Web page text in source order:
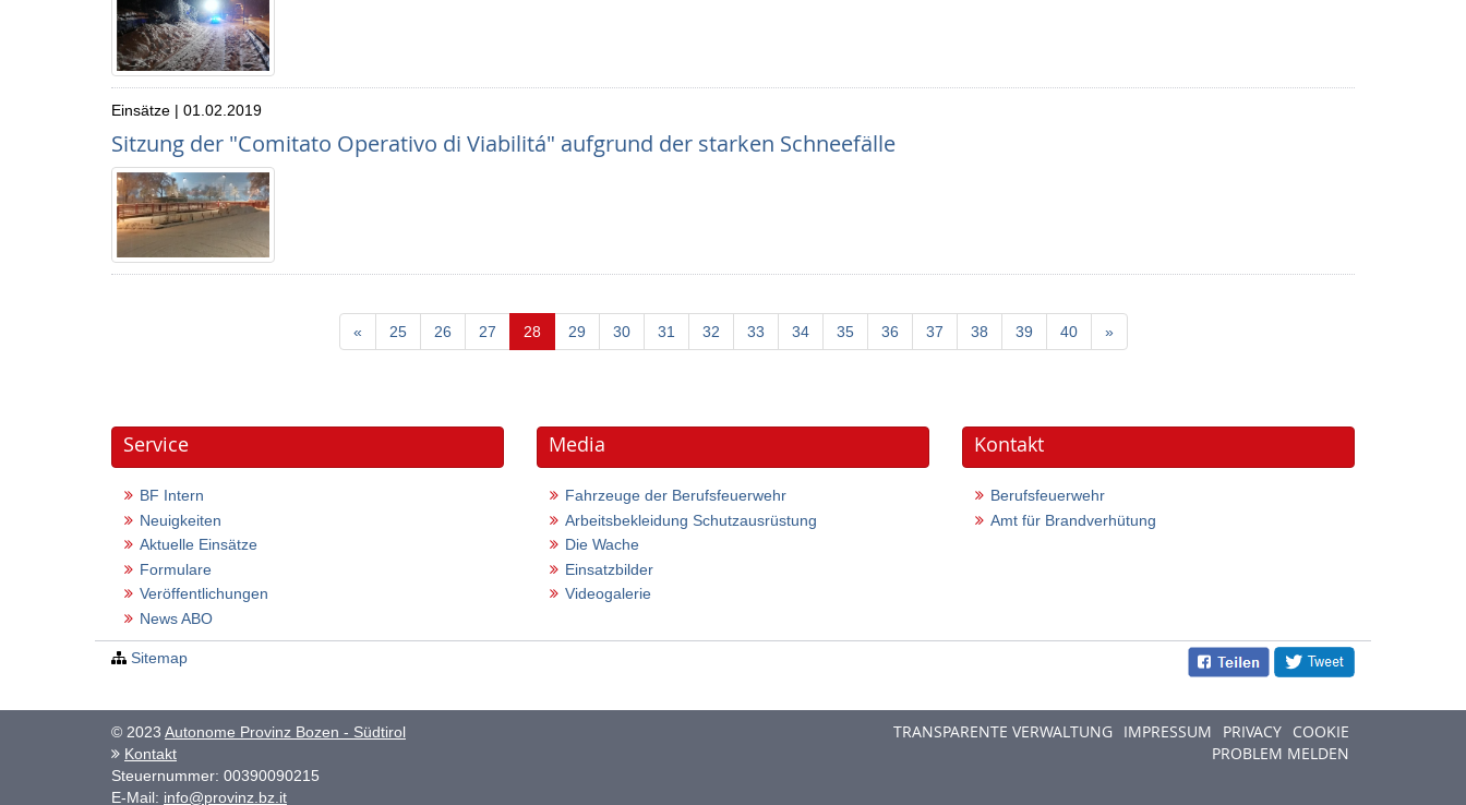
Einsätze | 01.02.2019
Sitzung der "Comitato Operativo di Viabilitá" aufgrund der starken Schneefälle
« 25 26 27 28(current)
29 30 31 32 33 34 35 36 37 38 39 40 »
Service
BF Intern
Neuigkeiten
Aktuelle Einsätze
Formulare
Veröffentlichungen
News ABO
Media
Fahrzeuge der Berufsfeuerwehr
Arbeitsbekleidung Schutzausrüstung
Die Wache
Einsatzbilder
Videogalerie
Kontakt
Berufsfeuerwehr
Amt für Brandverhütung
Sitemap
© 2023 Autonome Provinz Bozen - Südtirol
Kontakt
Steuernummer: 00390090215
E-Mail: info@provinz.bz.it
TRANSPARENTE VERWALTUNG IMPRESSUM PRIVACY COOKIE
PROBLEM MELDEN